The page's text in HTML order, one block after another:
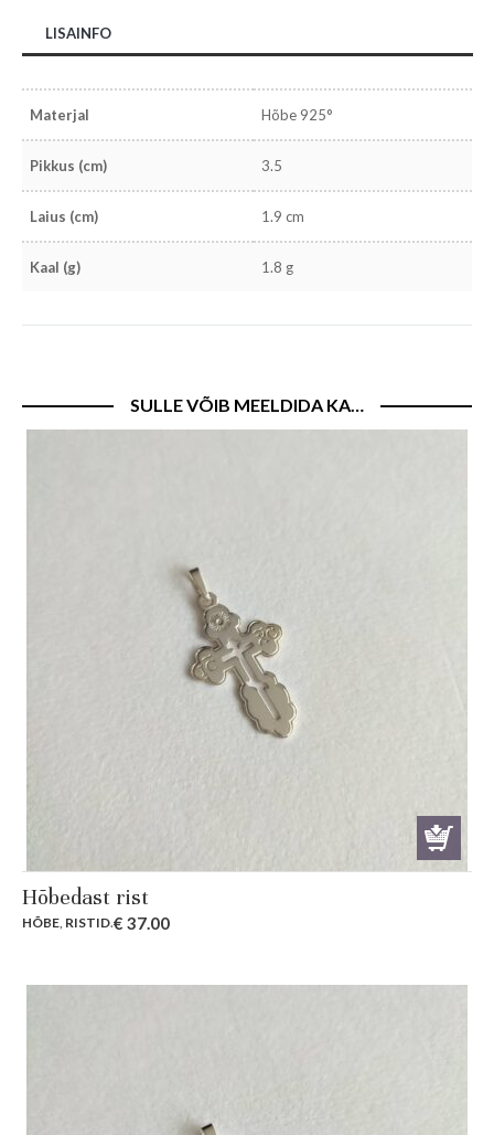
LISAINFO
Materjal Hõbe 925°
Pikkus (cm) 3.5
Laius (cm) 1.9 cm
Kaal (g) 1.8 g
SULLE VÕIB MEELDIDA KA…
Hõbedast rist
HÕBE RISTID.€ 37.00